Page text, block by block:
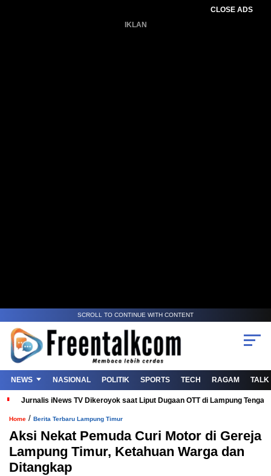
CLOSE ADS
IKLAN
SCROLL TO CONTINUE WITH CONTENT
NEWS NASIONAL POLITIK SPORTS TECH RAGAM TALK
Jurnalis iNews TV Dikeroyok saat Liput Dugaan OTT di Lampung
Home / Berita Terbaru Lampung Timur
Aksi Nekat Pemuda Curi Motor di Gereja
Lampung Timur, Ketahuan Warga dan
Ditangkap